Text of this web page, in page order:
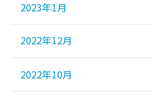
2023年1月
2022年12月
2022年10月